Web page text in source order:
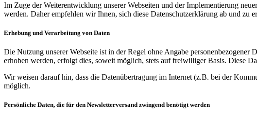
Im Zuge der Weiterentwicklung unserer Webseiten und der Implementierung
werden. Daher empfehlen wir Ihnen, sich diese Datenschutzerklärung ab und zu
Erhebung und Verarbeitung von Daten
Die Nutzung unserer Webseite ist in der Regel ohne Angabe
erhoben werden, erfolgt dies, soweit möglich, stets auf freiwilliger Basis. Diese
Wir weisen darauf hin, dass die Datenübertragung im Internet (z.B. bei der
möglich.
Persönliche Daten, die für den Newsletterversand zwingend benötigt werden